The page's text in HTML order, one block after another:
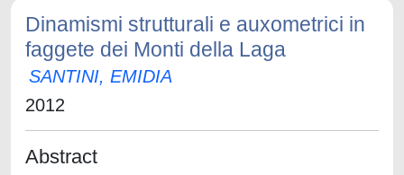
Dinamismi strutturali e auxometrici in
faggete dei Monti della Laga
SANTINI, EMIDIA
2012
Abstract